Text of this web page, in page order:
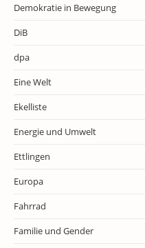
Demokratie in Bewegung
DiB
dpa
Eine Welt
Ekelliste
Energie und Umwelt
Ettlingen
Europa
Fahrrad
Familie und Gender